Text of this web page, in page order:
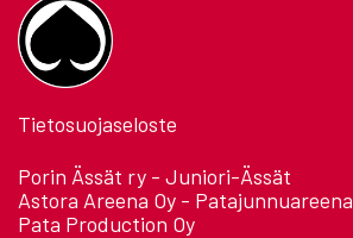
Tietosuojaseloste
Porin Ässät ry - Juniori-Ässät
Astora Areena Oy - Patajunnuareena
Pata Production Oy